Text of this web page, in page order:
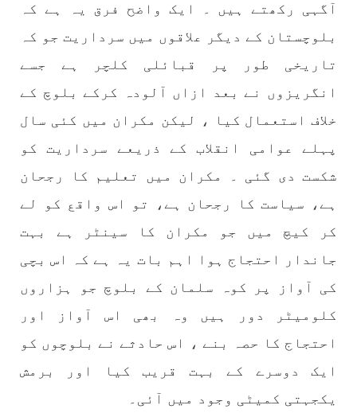
آگہی رکھتے ہیں ۔ ایک واضح فرق یہ ہے کہ
بلوچستان کے دیگر علاقوں میں سرداریت جو کہ
تاریخی طور پر قبائلی کلچر ہے جسے
انگریزوں نے بعد ازاں آلودہ کرکے بلوچ کے
خلاف استعمال کیا ، لیکن مکران میں کئی سال
پہلے عوامی انقلاب کے ذریعے سرداریت کو
شکست دی گئی ۔ مکران میں تعلیم کا رجحان
ہے، سیاست کا رجحان ہے، تو اس واقع کو لے
کر کیچ میں جو مکران کا سینٹر ہے بہت
جاندار احتجاج ہوا اہم بات یہ ہے کہ اس بچی
کی آواز پر کوہ سلمان کے بلوچ جو ہزاروں
کلومیٹر دور ہیں وہ بھی اس آواز اور
احتجاج کا حصہ بنے ، اس حادثے نے بلوچوں کو
ایک دوسرے کے بہت قریب کیا اور برمش
یکجہتی کمیٹی وجود میں آئی۔